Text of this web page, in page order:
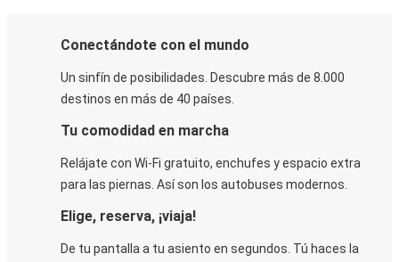
Conectándote con el mundo
Un sinfín de posibilidades. Descubre más de 8.000
destinos en más de 40 países.
Tu comodidad en marcha
Relájate con Wi-Fi gratuito, enchufes y espacio extra
para las piernas. Así son los autobuses modernos.
Elige, reserva, ¡viaja!
De tu pantalla a tu asiento en segundos. Tú haces la